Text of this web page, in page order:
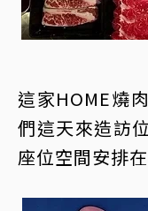
這家HOME燒
們這天來造訪
座位空間安排